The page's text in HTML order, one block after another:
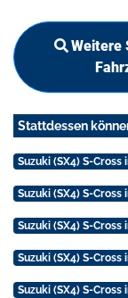
Weitere
Stattdessen
Suzuki (SX4) S-
Suzuki (SX4) S-
Suzuki (SX4) S-
Suzuki (SX4) S-
Suzuki (SX4) S-